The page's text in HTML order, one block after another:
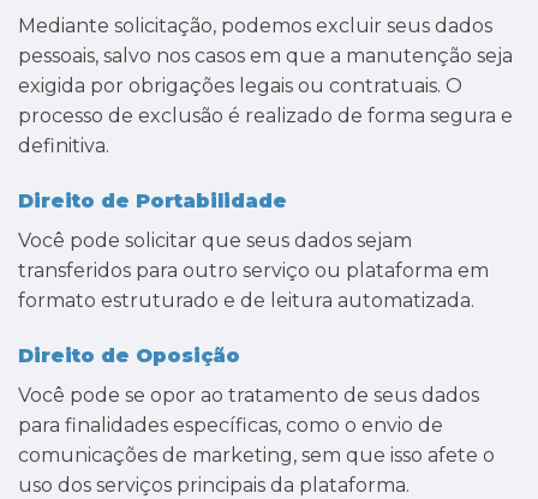
Mediante solicitação, podemos excluir seus dados
pessoais, salvo nos casos em que a manutenção seja
exigida por obrigações legais ou contratuais. O
processo de exclusão é realizado de forma segura e
definitiva.
Direito de Portabilidade
Você pode solicitar que seus dados sejam
transferidos para outro serviço ou plataforma em
formato estruturado e de leitura automatizada.
Direito de Oposição
Você pode se opor ao tratamento de seus dados
para finalidades específicas, como o envio de
comunicações de marketing, sem que isso afete o
uso dos serviços principais da plataforma.